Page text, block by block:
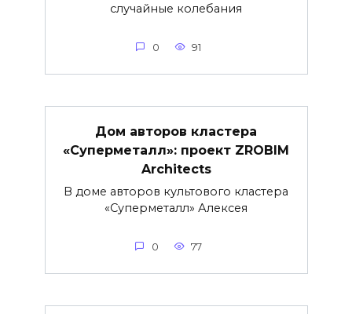
случайные колебания
0 91
Дом авторов кластера
«Суперметалл»: проект ZROBIM
Architects
В доме авторов культового кластера
«Суперметалл» Алексея
0 77